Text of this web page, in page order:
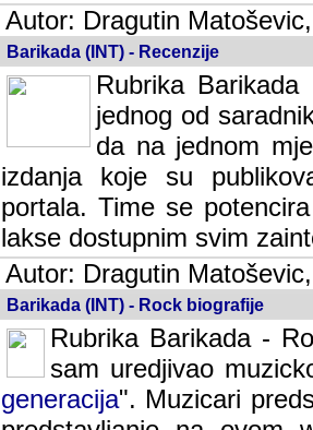
Autor: Dragutin
Barikada (INT) - Recenzije
Rubrika
jednog od
da na jednom
izdanja koje su
portala. Time se
lakse dostupnim svim
Autor: Dragutin
Barikada (INT) - Rock biografije
Rubrika Barikada -
sam uredjivao
generacija". Muzicari